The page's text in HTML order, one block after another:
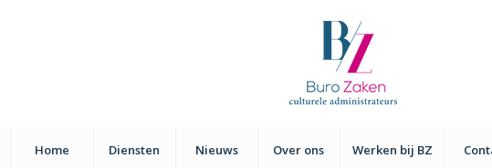
Home Diensten Nieuws Over ons Werken bij BZ